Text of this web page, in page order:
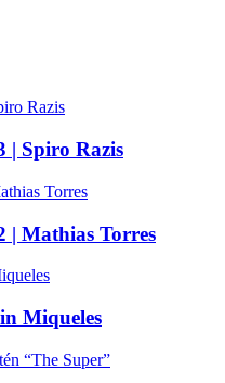
| Spiro Razis
| Mathias Torres
Miqueles